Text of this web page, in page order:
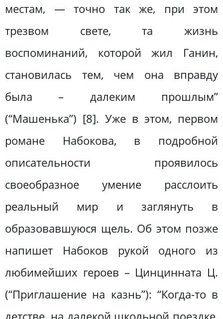
местам, — точно так же, при этом
трезвом свете, та жизнь
воспоминаний, которой жил Ганин,
становилась тем, чем она вправду
была – далеким прошлым”
(“Машенька”) [8]. Уже в этом, первом
романе Набокова, в подробной
описательности проявилось
своеобразное умение расслоить
реальный мир и заглянуть в
образовавшуюся щель. Об этом позже
напишет Набоков рукой одного из
любимейших героев – Цинцинната Ц.
(“Приглашение на казнь”): “Когда-то в